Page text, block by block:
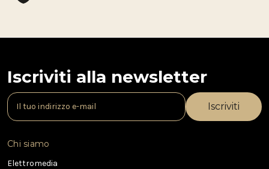
Iscriviti alla newsletter
I
n
r
i
Chi siamo
Elettromedia